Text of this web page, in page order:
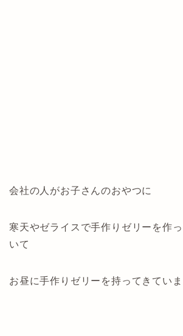
会社の人がお子さんのおやつに
寒天やゼライスで手作りゼリーを作
いて
お昼に手作りゼリーを持ってきていま